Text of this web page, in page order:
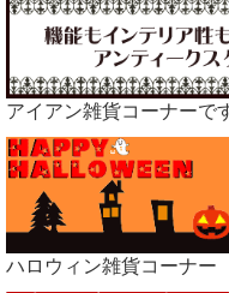
アイアン雑貨コーナーで
ハロウィン雑貨コーナー